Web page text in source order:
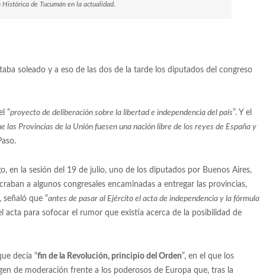
de Tucumán en la actualidad.
soleado y a eso de las dos de la tarde los diputados del congreso
“proyecto de deliberación sobre la libertad e independencia del país”. Y el
las Provincias de la Unión fuesen una nación libre de los reyes de España y
en la sesión del 19 de julio, uno de los diputados por Buenos Aires,
a algunos congresales encaminadas a entregar las provincias,
que “antes de pasar al Ejército el acta de independencia y la fórmula
acta para sofocar el rumor que existía acerca de la posibilidad de
decía “fin de la Revolución, principio del Orden”, en el que los
de moderación frente a los poderosos de Europa que, tras la